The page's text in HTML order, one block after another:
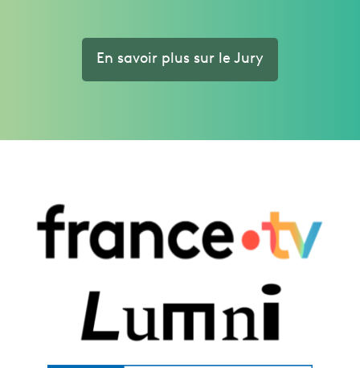
En savoir plus sur le Jury